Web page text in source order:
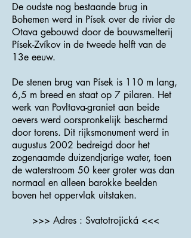
De oudste nog bestaande brug in
Bohemen werd in Písek over de rivier de
Otava gebouwd door de bouwsmelterij
Písek-Zvíkov in de tweede helft van de
13e eeuw.
De stenen brug van Písek is 110 m lang,
6,5 m breed en staat op 7 pilaren. Het
werk van Povltava-graniet aan beide
oevers werd oorspronkelijk beschermd
door torens. Dit rijksmonument werd in
augustus 2002 bedreigd door het
zogenaamde duizendjarige water, toen
de waterstroom 50 keer groter was dan
normaal en alleen barokke beelden
boven het oppervlak uitstaken.
>>> Adres : Svatotrojická <<<